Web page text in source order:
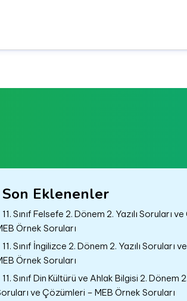
Son Eklenenler
11. Sınıf Felsefe 2. Dönem 2. Yazılı Soruları
Örnek Soruları
11. Sınıf İngilizce 2. Dönem 2. Yazılı Soruları
Örnek Soruları
11. Sınıf Din Kültürü ve Ahlak Bilgisi 2. Dönem 2.
ve Çözümleri – MEB Örnek Soruları